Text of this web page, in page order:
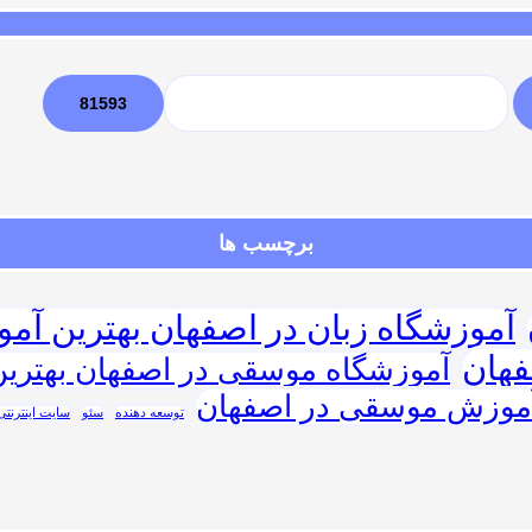
برچسب ها
آموزشگاه زبان در اصفهان بهترین
آموزشگاه موسقی در اصفهان
موسقی در اصفهان
توسعه دهنده سئو سایت